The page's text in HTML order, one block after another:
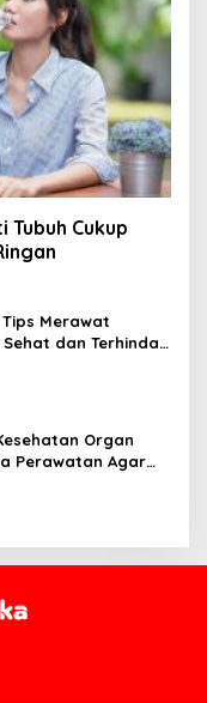
Cukup
Merawat
dan Terhindar
Organ
Perawatan Agar